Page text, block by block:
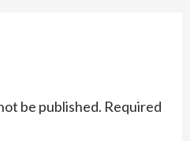
be published. Required